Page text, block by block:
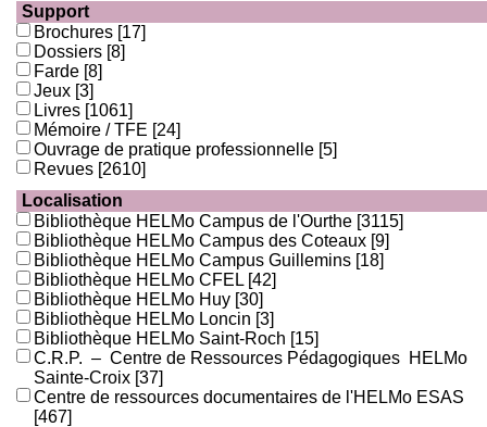
Support
Brochures [17]
Dossiers [8]
Farde [8]
Jeux [3]
Livres [1061]
Mémoire / TFE [24]
Ouvrage de pratique professionnelle [5]
Revues [2610]
Localisation
Bibliothèque HELMo Campus de l'Ourthe [3115]
Bibliothèque HELMo Campus des Coteaux [9]
Bibliothèque HELMo Campus Guillemins [18]
Bibliothèque HELMo CFEL [42]
Bibliothèque HELMo Huy [30]
Bibliothèque HELMo Loncin [3]
Bibliothèque HELMo Saint-Roch [15]
C.R.P. – Centre de Ressources Pédagogiques HELMo
Sainte-Croix [37]
Centre de ressources documentaires de l'HELMo ESAS
[467]